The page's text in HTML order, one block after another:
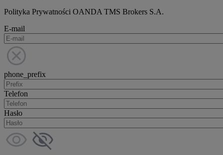
Polityka Prywatności OANDA TMS Brokers S.A.
E-mail
phone_prefix
Telefon
Hasło